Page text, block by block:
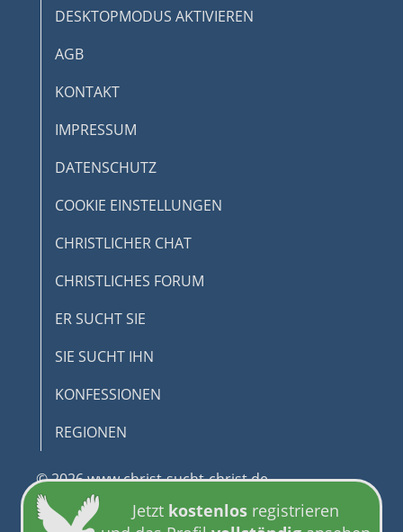
DESKTOPMODUS AKTIVIEREN
AGB
KONTAKT
IMPRESSUM
DATENSCHUTZ
COOKIE EINSTELLUNGEN
CHRISTLICHER CHAT
CHRISTLICHES FORUM
ER SUCHT SIE
SIE SUCHT IHN
KONFESSIONEN
REGIONEN
© 2026 www.christ-sucht-christ.de
Jetzt kostenlos registrieren